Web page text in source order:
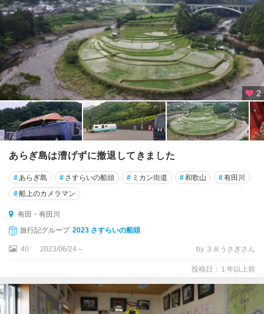
2
あらぎ島は漕げずに撤退してきました
#あらぎ島 # さすらいの船頭 # ミカン街道 #和歌山 #有田川
#船上のカメラマン
有田・有田川
旅行記グループ 2023 さすらいの船頭
40 2023/06/24～ by ３８うさぎさん
投稿日：１年以上前